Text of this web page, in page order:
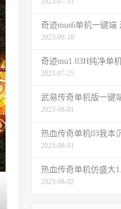
奇迹mus6单机一键端
2023-08-18
奇迹mu1.03H纯净单
2023-07-25
武易传奇单机版一键
2023-08-01
热血传奇单机03我本
2023-08-01
热血传奇单机仿盛大
2023-08-02